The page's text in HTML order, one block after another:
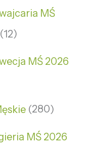
MŚ
12
MŚ 2026
280
MŚ 2026